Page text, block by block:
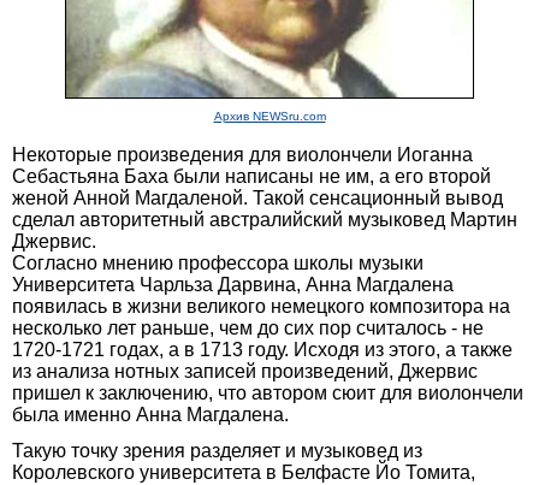
Архив NEWSru.com
Некоторые произведения для виолончели Иоганна
Себастьяна Баха были написаны не им, а его второй
женой Анной Магдаленой. Такой сенсационный вывод
сделал авторитетный австралийский музыковед Мартин
Джервис.
Согласно мнению профессора школы музыки
Университета Чарльза Дарвина, Анна Магдалена
появилась в жизни великого немецкого композитора на
несколько лет раньше, чем до сих пор считалось - не
1720-1721 годах, а в 1713 году. Исходя из этого, а также
из анализа нотных записей произведений, Джервис
пришел к заключению, что автором сюит для виолончели
была именно Анна Магдалена.
Такую точку зрения разделяет и музыковед из
Королевского университета в Белфасте Йо Томита,